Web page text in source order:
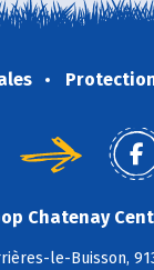
Chatenay
le-Buisson,